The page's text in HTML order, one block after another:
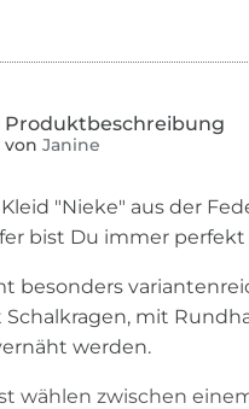
von Janine
"Nieke" aus der
bist Du immer
besonders
mit
werden.
wählen zwischen